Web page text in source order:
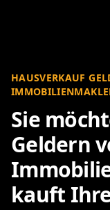
HAUSVERKAUF
Sie
Geldern
kauft